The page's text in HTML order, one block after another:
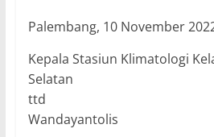
Palembang, 10 November
Kepala Stasiun Klimatologi
Selatan
ttd
Wandayantolis